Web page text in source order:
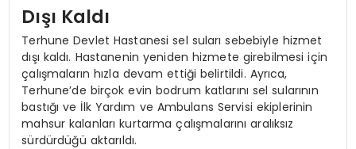
Dışı Kaldı
Terhune Devlet Hastanesi sel suları sebebiyle hizmet
dışı kaldı. Hastanenin yeniden hizmete girebilmesi için
çalışmaların hızla devam ettiği belirtildi. Ayrıca,
Terhune’de birçok evin bodrum katlarını sel sularının
bastığı ve İlk Yardım ve Ambulans Servisi ekiplerinin
mahsur kalanları kurtarma çalışmalarını aralıksız
sürdürdüğü aktarıldı.